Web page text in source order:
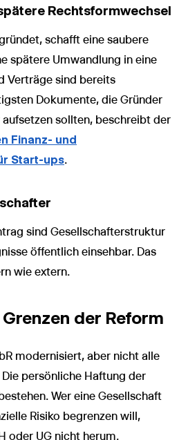
Rechtsformwechsel
schafft eine saubere
spätere Umwandlung in eine
Verträge sind bereits
Dokumente, die Gründer
sollten, beschreibt der
Finanz- und
Start-ups.
sind Gesellschafterstruktur
öffentlich einsehbar. Das
wie extern.
der Reform
modernisiert, aber nicht alle
persönliche Haftung der
Wer eine Gesellschaft
Risiko begrenzen will,
oder UG nicht herum.